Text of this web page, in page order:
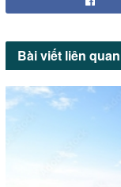
Bài viết liên quan